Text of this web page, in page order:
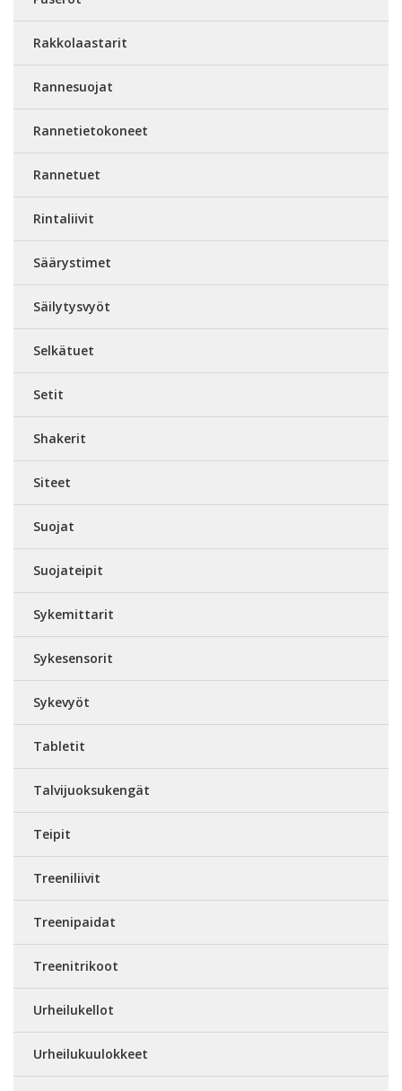
Rakkolaastarit
Rannesuojat
Rannetietokoneet
Rannetuet
Rintaliivit
Säärystimet
Säilytysvyöt
Selkätuet
Setit
Shakerit
Siteet
Suojat
Suojateipit
Sykemittarit
Sykesensorit
Sykevyöt
Tabletit
Talvijuoksukengät
Teipit
Treeniliivit
Treenipaidat
Treenitrikoot
Urheilukellot
Urheilukuulokkeet